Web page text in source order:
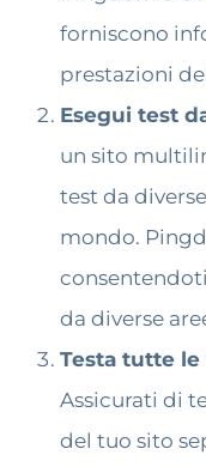
forniscono
prestazioni
Esegui test
un sito
test da
mondo.
da diverse
Testa tutte
Assicurati di
del tuo sito